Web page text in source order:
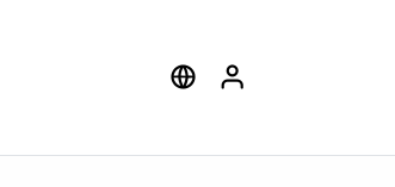
Près
Select language
User